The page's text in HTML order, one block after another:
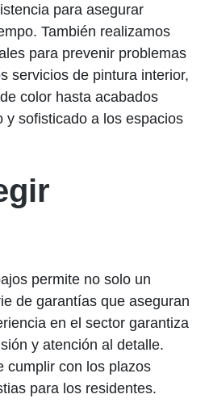
para asegurar
También realizamos
para prevenir problemas
servicios de pintura interior,
color hasta acabados
y sofisticado a los espacios
permite no solo un
de garantías que aseguran
en el sector garantiza
y atención al detalle.
cumplir con los plazos
para los residentes.